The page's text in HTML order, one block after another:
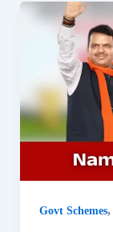
Govt Schemes,